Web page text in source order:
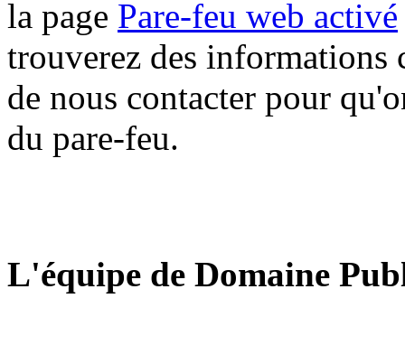
la page Pare-feu web activé
trouverez des informations
de nous contacter pour
du pare-feu.
L'équipe de Domaine